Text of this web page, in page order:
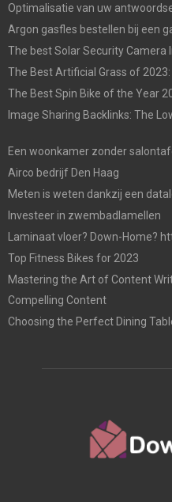
Optimalisatie van uw
Argon gasfles bestellen bij een
The best Solar Security Camera
The Best Artificial Grass of
The Best Spin Bike of the Year
Image Sharing Backlinks: The
Een woonkamer zonder
Airco bedrijf Den Haag
Meten is weten dankzij een
Investeer in zwembadlamellen
Laminaat vloer? Down-Home?
Top Fitness Bikes for 2023
Mastering the Art of Content
Compelling Content
Choosing the Perfect Dining